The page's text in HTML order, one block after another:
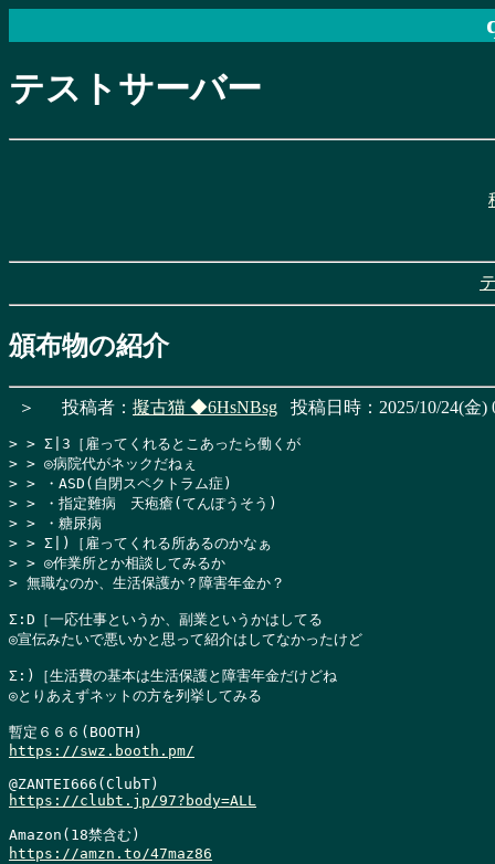
テストサーバー
頒布物の紹介
＞ 投稿者： 擬古猫 ◆6HsNBsg 投稿日時：2025/10/24(金)
> > Σ|3［雇ってくれるとこあったら働くが
> > ◎病院代がネックだねぇ
> > ・ASD(自閉スペクトラム症)
> > ・指定難病　天疱瘡(てんぽうそう)
> > ・糖尿病
> > Σ|)［雇ってくれる所あるのかなぁ
> > ◎作業所とか相談してみるか
> 無職なのか、生活保護か？障害年金か？
Σ:D［一応仕事というか、副業というかはしてる
◎宣伝みたいで悪いかと思って紹介はしてなかったけど
Σ:)［生活費の基本は生活保護と障害年金だけどね
◎とりあえずネットの方を列挙してみる
https://swz.booth.pm/
https://clubt.jp/97?body=ALL
https://amzn.to/47maz86